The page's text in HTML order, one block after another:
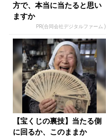
方で、本当に当たると思い
ますか
PR(合同会社デジタルファーム )
【宝くじの裏技】当たる側
に回るか、このままか